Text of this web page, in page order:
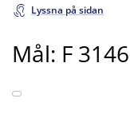
Lyssna på sidan
Mål: F